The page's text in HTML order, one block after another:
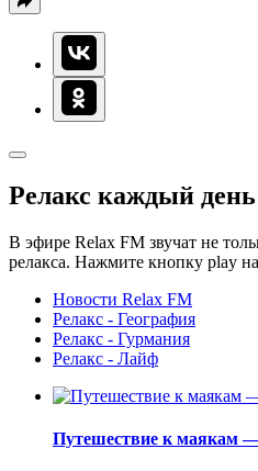
Релакс каждый день
В эфире Relax FM звучат не
релакса. Нажмите кнопку play
Новости Relax FM
Релакс - География
Релакс - Гурмания
Релакс - Лайф
Путешествие к маякам